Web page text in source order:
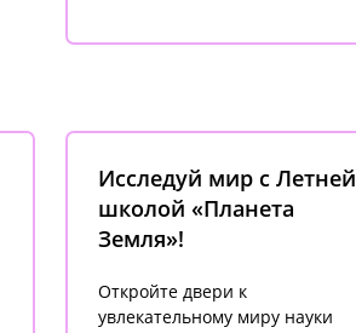
Исследуй мир с Летней
школой «Планета
Земля»!
Откройте двери к
увлекательному миру науки